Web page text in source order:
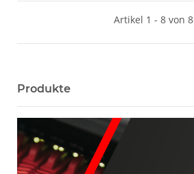
Artikel 1 - 8 von 8
Produkte